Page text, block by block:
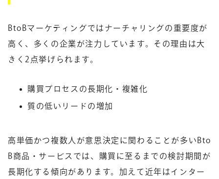
BtoBマーケティングではナーチャリングの重要度が
高く、多くの企業が注力しています。その理由は大
きく2点挙げられます。
購買プロセスの長期化・複雑化
質の低いリードの増加
高単価かつ複数人が意思決定に関わることが多いBto
B商品・サービスでは、購買に至るまでの検討期間が
長期化する傾向があります。加えて近年はインター